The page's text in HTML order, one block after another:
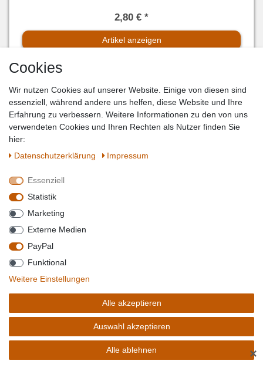
2,80 € *
Artikel anzeigen
APS GN-DECKEL 1/6 POLYPROPYLEN
Sofort versandfertig, Lieferzeit 1-2 Tage**
APS GN-DECKEL 1/9 POLYPROPYLEN
Cookies
Wir nutzen Cookies auf unserer Website. Einige von diesen sind
essenziell, während andere uns helfen, diese Website und Ihre
Erfahrung zu verbessern. Weitere Informationen zu den von uns
verwendeten Cookies und Ihren Rechten als Nutzer finden Sie
hier:
Daten­schutz­erklärung
Impressum
Essenziell
Statistik
Marketing
Externe Medien
PayPal
Funktional
Weitere Einstellungen
Alle akzeptieren
Auswahl akzeptieren
Alle ablehnen ✕